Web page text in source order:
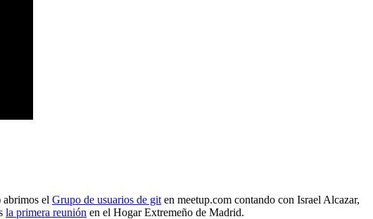
abrimos el Grupo de usuarios de git en meetup.com contando con Israel Alcazar,
la primera reunión en el Hogar Extremeño de Madrid.